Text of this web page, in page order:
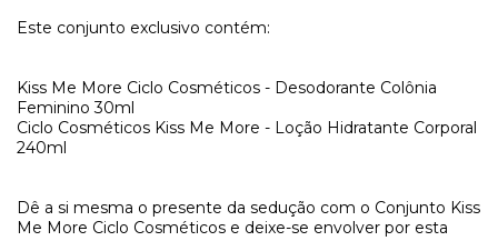
Este conjunto exclusivo contém:
Kiss Me More Ciclo Cosméticos - Desodorante Colônia
Feminino 30ml
Ciclo Cosméticos Kiss Me More - Loção Hidratante Corporal
240ml
Dê a si mesma o presente da sedução com o Conjunto Kiss
Me More Ciclo Cosméticos e deixe-se envolver por esta